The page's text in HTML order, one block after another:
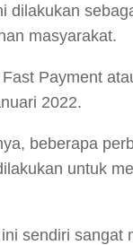
dilakukan
masyarakat.
Payment
2022.
beberapa
untuk
sendiri